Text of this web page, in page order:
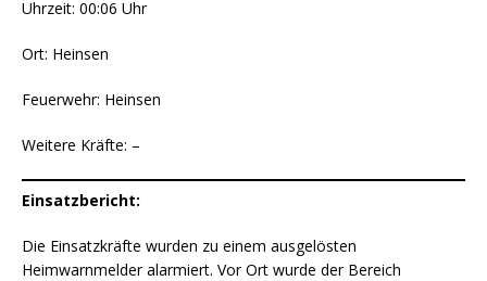
Uhrzeit: 00:06 Uhr
Ort: Heinsen
Feuerwehr: Heinsen
Weitere Kräfte: –
Einsatzbericht:
Die Einsatzkräfte wurden zu einem ausgelösten
Heimwarnmelder alarmiert. Vor Ort wurde der Bereich